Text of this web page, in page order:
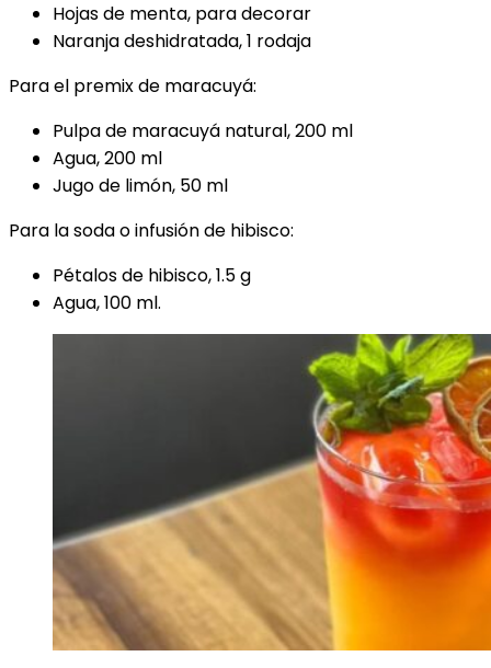
Hojas de menta, para decorar
Naranja deshidratada, 1 rodaja
Para el premix de maracuyá:
Pulpa de maracuyá natural, 200 ml
Agua, 200 ml
Jugo de limón, 50 ml
Para la soda o infusión de hibisco:
Pétalos de hibisco, 1.5 g
Agua, 100 ml.